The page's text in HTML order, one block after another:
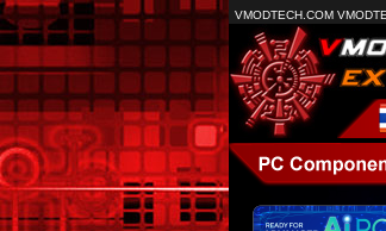
VMODTECH.COM